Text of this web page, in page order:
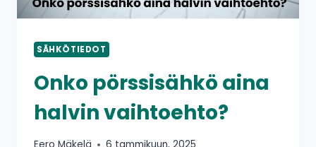
SÄHKÖTIEDOT
Onko pörssisähkö aina
halvin vaihtoehto?